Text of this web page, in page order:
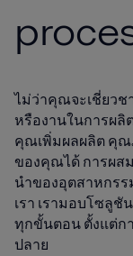
ไม่ว่าคุณจะเชี่ยวช
หรืองานในการผลิ
คุณเพิ่มผลผลิต คุณ
ของคุณได้ การผส
นำของอุตสาหกร
เรา เรามอบโซลู
ทุกขั้นตอน ตั้งแต่ก
ปลาย